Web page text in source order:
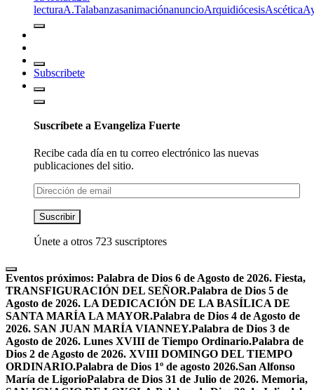
lecturaA.TalabanzasanimaciónanuncioArquidiócesisAscética
Subscribete
Suscríbete a Evangeliza Fuerte
Recibe cada día en tu correo electrónico las nuevas
publicaciones del sitio.
Dirección
de
email
Suscribir
Únete a otros 723 suscriptores
Eventos próximos: Palabra de Dios 6 de Agosto de 2026. Fiesta,
TRANSFIGURACIÓN DEL SEÑOR.Palabra de Dios 5 de
Agosto de 2026. LA DEDICACIÓN DE LA BASÍLICA DE
SANTA MARÍA LA MAYOR.Palabra de Dios 4 de Agosto de
2026. SAN JUAN MARÍA VIANNEY.Palabra de Dios 3 de
Agosto de 2026. Lunes XVIII de Tiempo Ordinario.Palabra de
Dios 2 de Agosto de 2026. XVIII DOMINGO DEL TIEMPO
ORDINARIO.Palabra de Dios 1º de agosto 2026.San Alfonso
María de LigorioPalabra de Dios 31 de Julio de 2026. Memoria,